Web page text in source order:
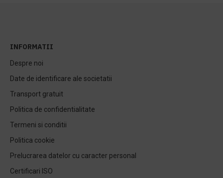
INFORMATII
Despre noi
Date de identificare ale societatii
Transport gratuit
Politica de confidentialitate
Termeni si conditii
Politica cookie
Prelucrarea datelor cu caracter personal
Certificari ISO